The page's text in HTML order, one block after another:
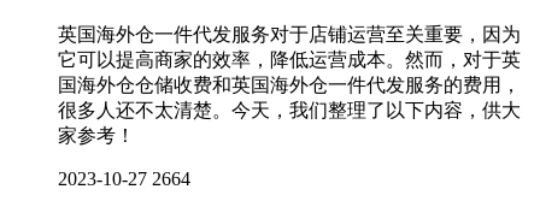
英国海外仓一件代发服务对于店铺运营至关重要，因为
它可以提高商家的效率，降低运营成本。然而，对于英
国海外仓仓储收费和英国海外仓一件代发服务的费用，
很多人还不太清楚。今天，我们整理了以下内容，供大
家参考！
2023-10-27 2664